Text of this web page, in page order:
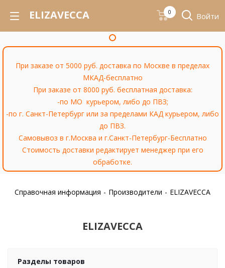
ELIZAVECCA 0 Войти
При заказе от 5000 руб. доставка по Москве в пределах
МКАД-бесплатно
При заказе от 8000 руб. бесплатная доставка:
-по МО курьером, либо до ПВЗ;
-по г. Санкт-Петербург или за пределами КАД курьером, либо
до ПВЗ.
Самовывоз в г.Москва и г.Санкт-Петербург-Бесплатно
Стоимость доставки редактирует менеджер при его
обработке.
Справочная информация - Производители - ELIZAVECCA
ELIZAVECCA
Разделы товаров